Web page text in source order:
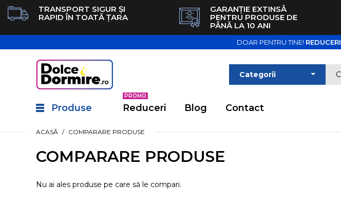
TRANSPORT SIGUR ȘI
RAPID ÎN TOATĂ ȚARA
GARANȚIE EXTINSĂ
PENTRU PRODUSE DE
PÂNĂ LA 10 ANI
DOAR PENTRU TINE! REDUCERI
Produse Reduceri
PROMO
Blog Contact
ACASĂ COMPARARE PRODUSE
COMPARARE PRODUSE
Nu ai ales produse pe care să le compari.